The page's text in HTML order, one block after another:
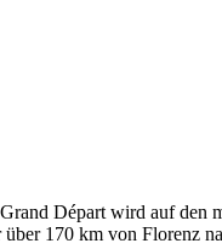
Départ wird auf den
170 km von Florenz